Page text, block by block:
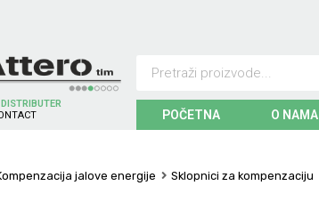
NTACT POČETNA O NAMA
jalove energije Sklopnici za kompenzaciju